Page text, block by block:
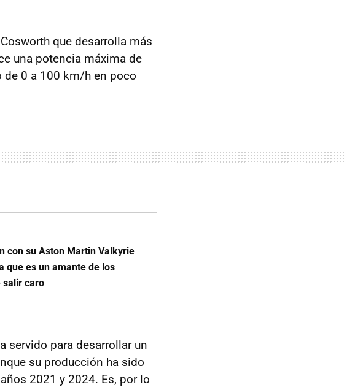
que desarrolla más
una potencia máxima de
de 0 a 100 km/h en poco
con su Aston Martin Valkyrie
que es un amante de los
salir caro
servido para desarrollar un
su producción ha sido
2021 y 2024. Es, por lo